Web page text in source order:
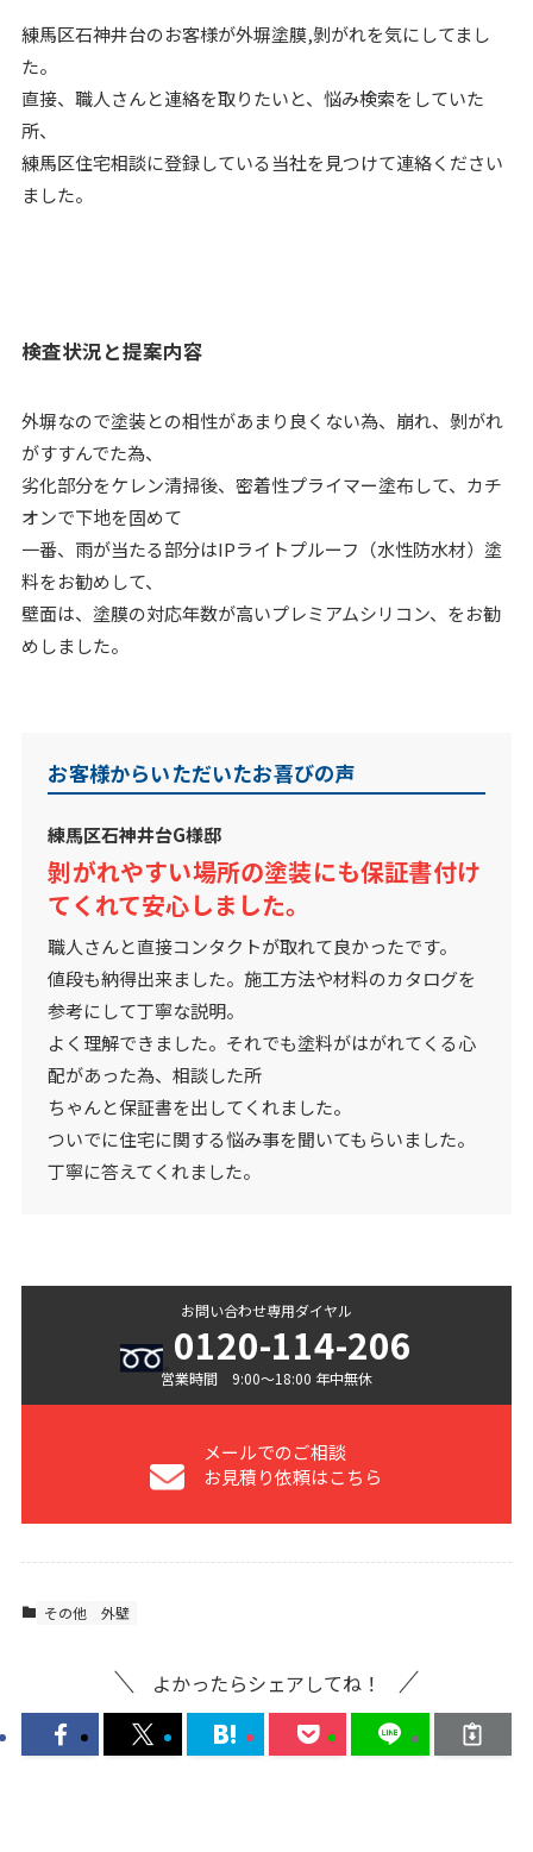
練馬区石神井台のお客様が外塀塗膜,剝がれを気にしてまし
た。
直接、職人さんと連絡を取りたいと、悩み検索をしていた
所、
練馬区住宅相談に登録している当社を見つけて連絡ください
ました。
検査状況と提案内容
外塀なので塗装との相性があまり良くない為、崩れ、剝がれ
がすすんでた為、
劣化部分をケレン清掃後、密着性プライマー塗布して、カチ
オンで下地を固めて
一番、雨が当たる部分はIPライトプルーフ（水性防水材）塗
料をお勧めして、
壁面は、塗膜の対応年数が高いプレミアムシリコン、をお勧
めしました。
お客様からいただいたお喜びの声
練馬区石神井台G様邸
剝がれやすい場所の塗装にも保証書付け
てくれて安心しました。
職人さんと直接コンタクトが取れて良かったです。
値段も納得出来ました。施工方法や材料のカタログを
参考にして丁寧な説明。
よく理解できました。それでも塗料がはがれてくる心
配があった為、相談した所
ちゃんと保証書を出してくれました。
ついでに住宅に関する悩み事を聞いてもらいました。
丁寧に答えてくれました。
お問い合わせ専用ダイヤル
0120-114-206
営業時間 9:00〜18:00 年中無休
メールでのご相談
お見積り依頼はこちら
その他 外壁
よかったらシェアしてね！